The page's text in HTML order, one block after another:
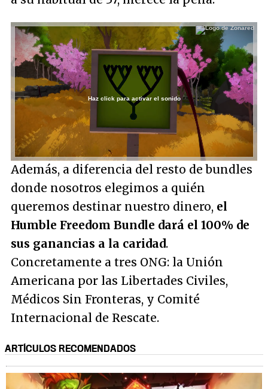
Loaded:
37.39%
Haz click para activar el sonido
Además, a diferencia del resto de bundles
donde nosotros elegimos a quién
queremos destinar nuestro dinero, el
Humble Freedom Bundle dará el 100% de
sus ganancias a la caridad.
Concretamente a tres ONG: la Unión
Americana por las Libertades Civiles,
Médicos Sin Fronteras, y Comité
Internacional de Rescate.
ARTÍCULOS RECOMENDADOS